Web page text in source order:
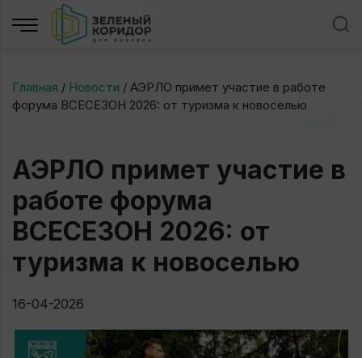
Главная / Новости / АЭРЛО примет участие в работе
форума ВСЕСЕЗОН 2026: от туризма к новоселью
АЭРЛО примет участие в
работе форума
ВСЕСЕЗОН 2026: от
туризма к новоселью
16-04-2026